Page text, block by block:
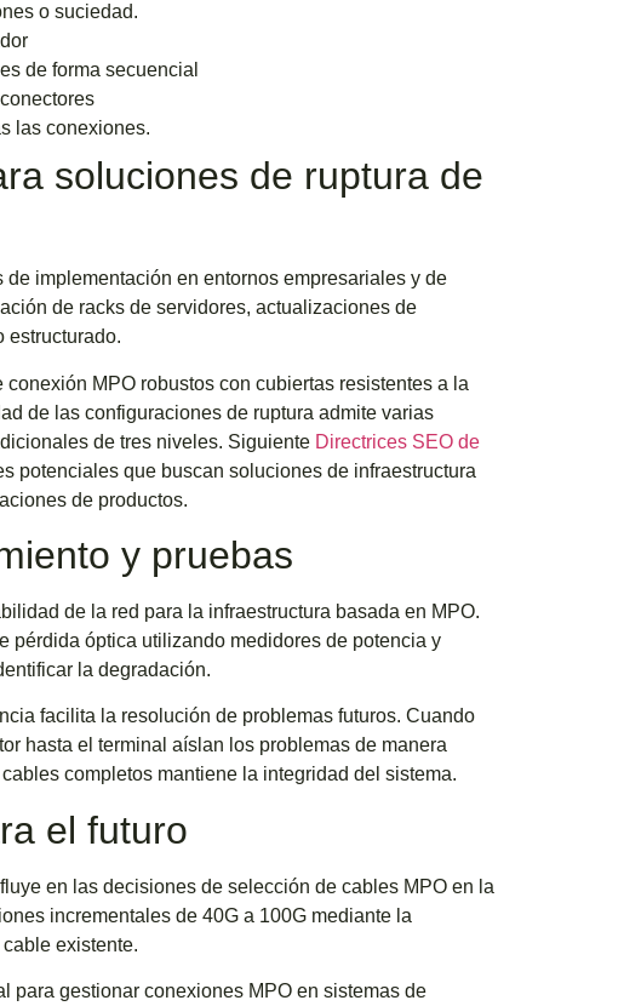
o suciedad.
de forma secuencial
las conexiones.
soluciones de ruptura de
implementación en entornos empresariales y de
de racks de servidores, actualizaciones de
estructurado.
MPO robustos con cubiertas resistentes a la
de las configuraciones de ruptura admite varias
de tres niveles. Siguiente Directrices SEO de
potenciales que buscan soluciones de infraestructura
de productos.
y pruebas
de la red para la infraestructura basada en MPO.
pérdida óptica utilizando medidores de potencia y
la degradación.
facilita la resolución de problemas futuros. Cuando
hasta el terminal aíslan los problemas de manera
completos mantiene la integridad del sistema.
el futuro
en las decisiones de selección de cables MPO en la
incrementales de 40G a 100G mediante la
existente.
para gestionar conexiones MPO en sistemas de